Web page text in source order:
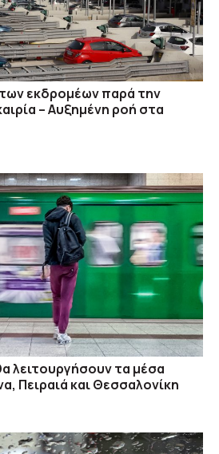
εκδρομέων παρά την
– Αυξημένη ροή στα
λειτουργήσουν τα μέσα
Πειραιά και Θεσσαλονίκη